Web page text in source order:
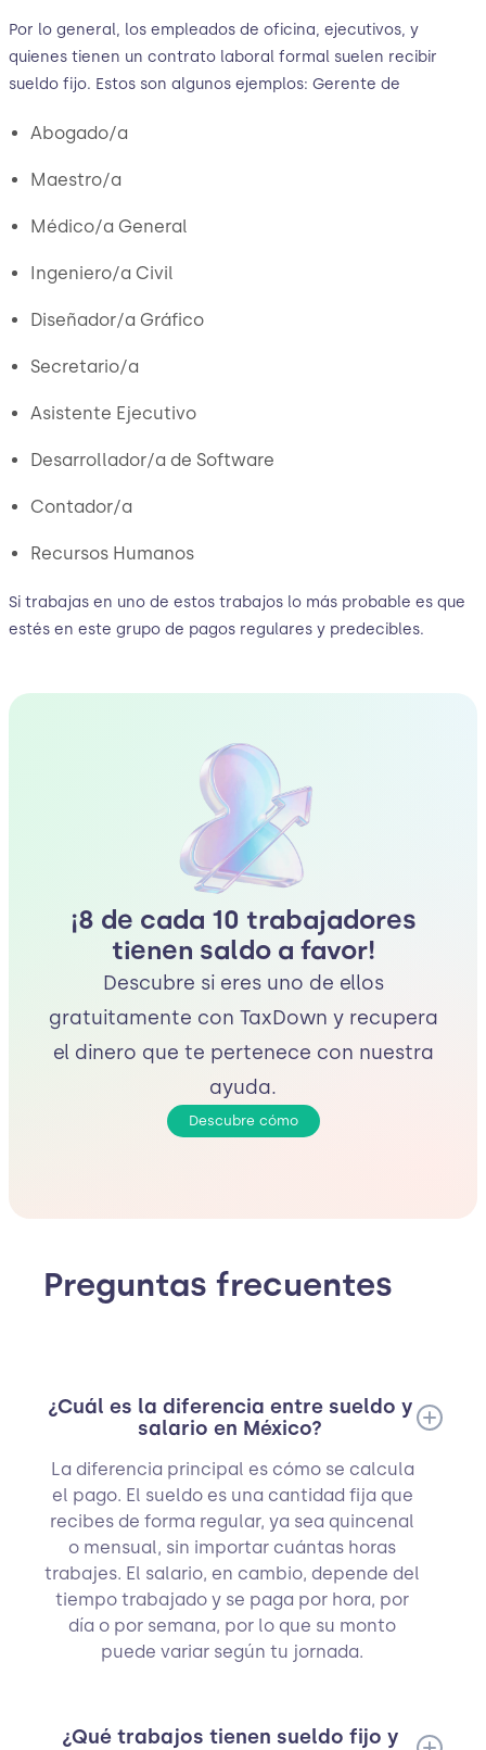
Por lo general, los empleados de oficina, ejecutivos, y
quienes tienen un contrato laboral formal suelen recibir
sueldo fijo. Estos son algunos ejemplos: Gerente de
Abogado/a
Maestro/a
Médico/a General
Ingeniero/a Civil
Diseñador/a Gráfico
Secretario/a
Asistente Ejecutivo
Desarrollador/a de Software
Contador/a
Recursos Humanos
Si trabajas en uno de estos trabajos lo más probable es que
estés en este grupo de pagos regulares y predecibles.
¡8 de cada 10 trabajadores
tienen saldo a favor!
Descubre si eres uno de ellos
gratuitamente con TaxDown y recupera
el dinero que te pertenece con nuestra
ayuda.
Descubre cómo
Preguntas frecuentes
¿Cuál es la diferencia entre sueldo y
salario en México?
La diferencia principal es cómo se calcula
el pago. El sueldo es una cantidad fija que
recibes de forma regular, ya sea quincenal
o mensual, sin importar cuántas horas
trabajes. El salario, en cambio, depende del
tiempo trabajado y se paga por hora, por
día o por semana, por lo que su monto
puede variar según tu jornada.
¿Qué trabajos tienen sueldo fijo y